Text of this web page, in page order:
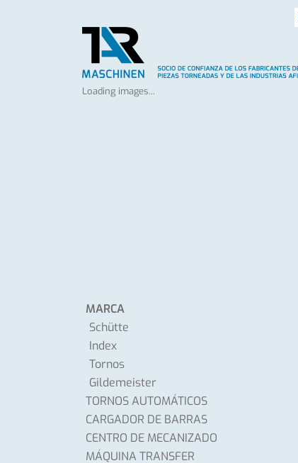
Loading images...
MARCA
Schütte
Index
Tornos
Gildemeister
TORNOS AUTOMÁTICOS
CARGADOR DE BARRAS
CENTRO DE MECANIZADO
MÁQUINA TRANSFER